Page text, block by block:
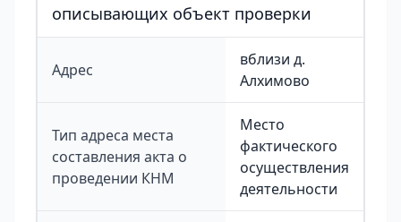
описывающих объект проверки
Адрес
вблизи д.
Алхимово
Тип адреса места
составления акта о
проведении КНМ
Место
фактического
осуществления
деятельности